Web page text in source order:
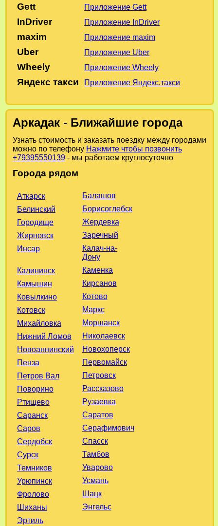
Gett Приложение Gett
InDriver Приложение InDriver
maxim Приложение maxim
Uber Приложение Uber
Wheely Приложение Wheely
Яндекс такси Приложение Яндекс.такси
Аркадак - Ближайшие города
Узнать стоимость и заказать поездку между городами
можно по телефону Нажмите чтобы позвонить
+79395550139- мы работаем круглосуточно
Города рядом
Аткарск
Балашов
Белинский
Борисоглебск
Городище
Жердевка
Жирновск
Заречный
Инсар
Калач-на-
Дону
Калининск
Каменка
Камышин
Кирсанов
Ковылкино
Котово
Котовск
Маркс
Михайловка
Моршанск
Нижний Ломов
Николаевск
Новоаннинский
Новохоперск
Пенза
Первомайск
Петров Вал
Петровск
Поворино
Рассказово
Ртищево
Рузаевка
Саранск
Саратов
Саров
Серафимович
Сердобск
Спасск
Сурск
Тамбов
Темников
Уварово
Урюпинск
Усмань
Фролово
Шацк
Шиханы
Энгельс
Эртиль